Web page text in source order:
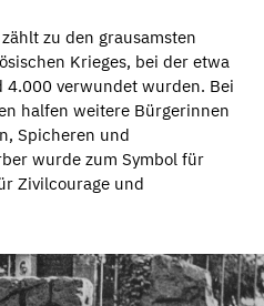
zu den grausamsten
Krieges, bei der etwa
4.000 verwundet wurden. Bei
halfen weitere Bürgerinnen
Spicheren und
wurde zum Symbol für
Zivilcourage und